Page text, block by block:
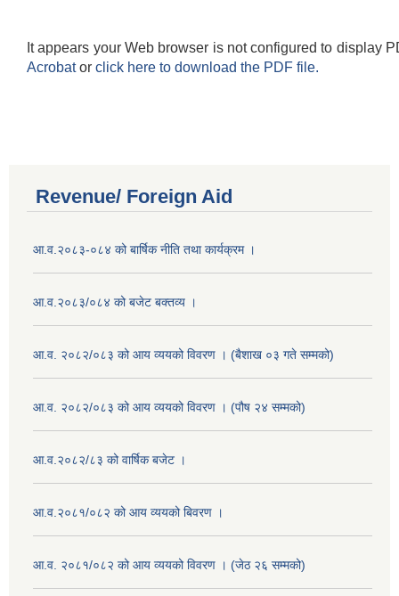
It appears your Web browser is not configured to display
Acrobator click here to download the PDF file.
Revenue/ Foreign Aid
आ.व.२०८३-०८४ को बार्षिक नीति तथा कार्यक्रम ।
आ.व.२०८३/०८४ को बजेट बक्तव्य ।
आ.व. २०८२/०८३ को आय व्ययको विवरण । (बैशाख ०३ गते सम्मको)
आ.व. २०८२/०८३ को आय व्ययको विवरण । (पौष २४ सम्मको)
आ.व.२०८२/८३ को वार्षिक बजेट ।
आ.व.२०८१/०८२ को आय व्ययको बिवरण ।
आ.व. २०८१/०८२ को आय व्ययको विवरण । (जेठ २६ सम्मको)